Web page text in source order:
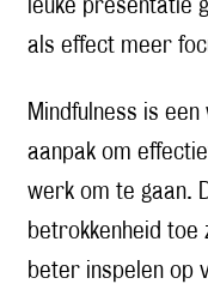
leuke presentatie
als effect meer
Mindfulness is
aanpak om
werk om te gaan.
betrokkenheid toe
beter inspelen op